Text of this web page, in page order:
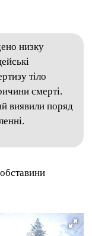
низку
тіло
смерті.
виявили поряд